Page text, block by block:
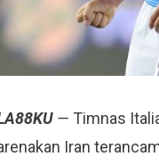
— Timnas
Iran